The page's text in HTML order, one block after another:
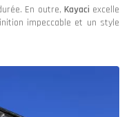
En outre, Kayaci excelle
impeccable et un style